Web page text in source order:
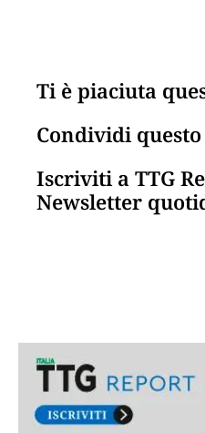
Ti è piaciuta
Condividi
Iscriviti a TTG
Newsletter